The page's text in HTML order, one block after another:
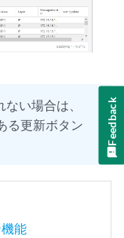
い場合は、
る更新ボタン
能
Feedback